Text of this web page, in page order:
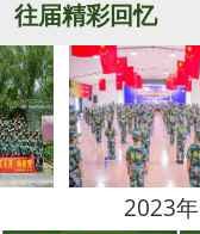
往届精彩回忆
2023年